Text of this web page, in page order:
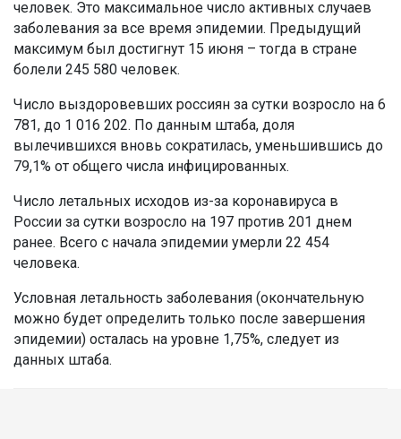
человек. Это максимальное число активных случаев
заболевания за все время эпидемии. Предыдущий
максимум был достигнут 15 июня – тогда в стране
болели 245 580 человек.
Число выздоровевших россиян за сутки возросло на 6
781, до 1 016 202. По данным штаба, доля
вылечившихся вновь сократилась, уменьшившись до
79,1% от общего числа инфицированных.
Число летальных исходов из-за коронавируса в
России за сутки возросло на 197 против 201 днем
ранее. Всего с начала эпидемии умерли 22 454
человека.
Условная летальность заболевания (окончательную
можно будет определить только после завершения
эпидемии) осталась на уровне 1,75%, следует из
данных штаба.